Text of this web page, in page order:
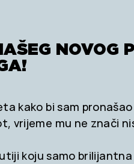
NOVOG
kako bi sam
vrijeme mu ne znači
koju samo